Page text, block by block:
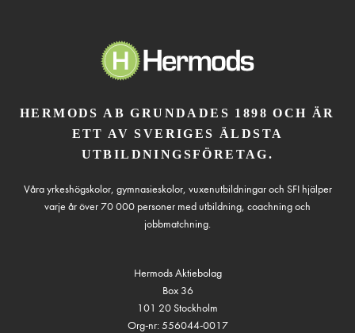
HERMODS AB GRUNDADES 1898 OCH ÄR
ETT AV SVERIGES ÄLDSTA
UTBILDNINGSFÖRETAG.
Våra yrkeshögskolor, gymnasieskolor, vuxenutbildningar och SFI hjälper
varje år över 70 000 personer med utbildning, coachning och
jobbmatchning.
Hermods Aktiebolag
Box 36
101 20 Stockholm
Org-nr: 556044-0017